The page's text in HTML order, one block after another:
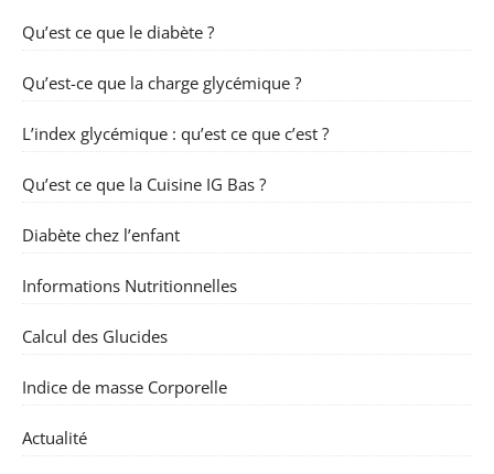
Qu’est ce que le diabète ?
Qu’est-ce que la charge glycémique ?
L’index glycémique : qu’est ce que c’est ?
Qu’est ce que la Cuisine IG Bas ?
Diabète chez l’enfant
Informations Nutritionnelles
Calcul des Glucides
Indice de masse Corporelle
Actualité